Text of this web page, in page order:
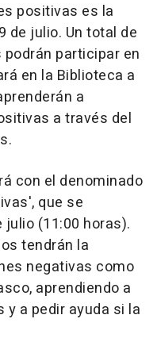
positivas es la
de julio. Un total de
participar en
en la Biblioteca a
a
a través del
con el denominado
que se
(11:00 horas).
tendrán la
negativas como
aprendiendo a
a pedir ayuda si la